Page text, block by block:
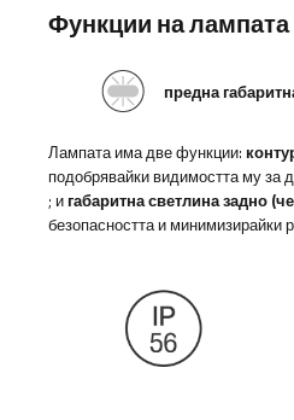
Функции на лампата
предна
Лампата има две функции:
подобрявайки видимостта му за
; и габаритна светлиназадно
безопасността и минимизирайки